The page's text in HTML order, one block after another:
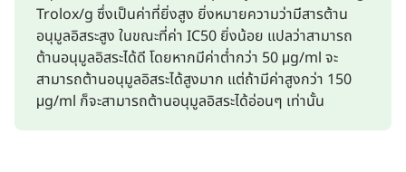
Trolox/g ซึ่งเป็นค่าที่ยิ่งสูง ยิ่งหมายความว่ามีสารต้าน
อนุมูลอิสระสูง ในขณะที่ค่า IC50 ยิ่งน้อย แปลว่าสามารถ
ต้านอนุมูลอิสระได้ดี โดยหากมีค่าต่ำกว่า 50 μg/ml จะ
สามารถต้านอนุมูลอิสระได้สูงมาก แต่ถ้ามีค่าสูงกว่า 150
μg/ml ก็จะสามารถต้านอนุมูลอิสระได้อ่อนๆ เท่านั้น